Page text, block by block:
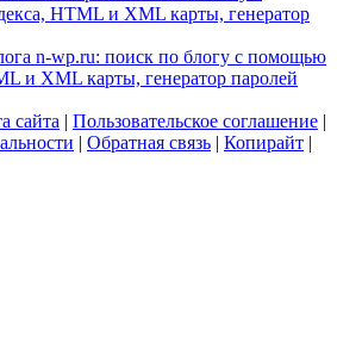
n-wp.ru: поиск по блогу с помощью
и XML карты, генератор паролей
сайта | Пользовательское соглашение |
| Обратная связь | Копирайт |